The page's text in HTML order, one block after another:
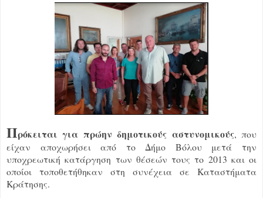
Πρόκειται για πρώην δημοτικούς αστυνομικούς, που
είχαν αποχωρήσει από το Δήμο Βόλου μετά την
υποχρεωτική κατάργηση των θέσεών τους το 2013 και οι
οποίοι τοποθετήθηκαν στη συνέχεια σε Καταστήματα
Κράτησης.